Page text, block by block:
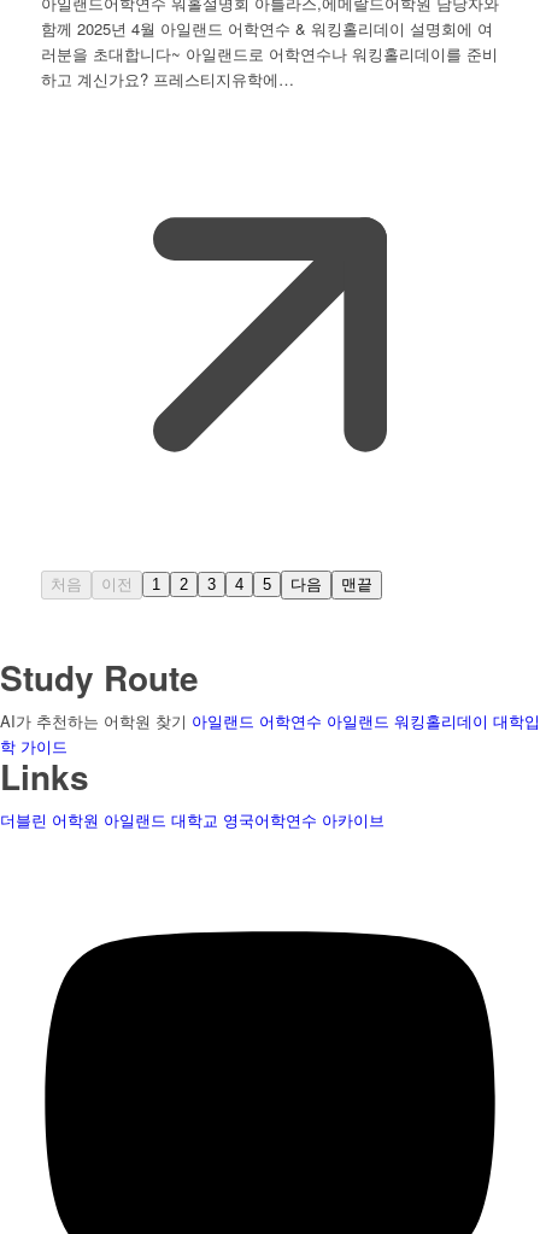
함께 2025년 4월 아일랜드 어학연수 & 워킹홀리데이 설명회에 여
러분을 초대합니다~ 아일랜드로 어학연수나 워킹홀리데이를 준비
하고 계신가요? 프레스티지유학에…
처음 이전 1 2 3 4 5 다음 맨끝
Study Route
AI가 추천하는 어학원 찾기 아일랜드 어학연수 아일랜드 워킹홀리데이 대학입
학 가이드
Links
더블린 어학원 아일랜드 대학교 영국어학연수 아카이브